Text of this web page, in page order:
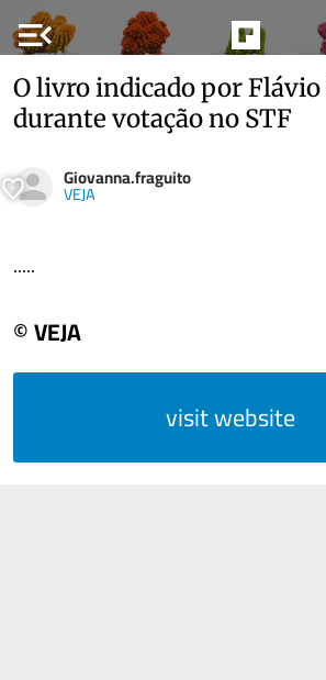
menu_open
O livro indicado por
durante votação no STF
Giovanna.fraguito
VEJA
.....
© VEJA
visit website